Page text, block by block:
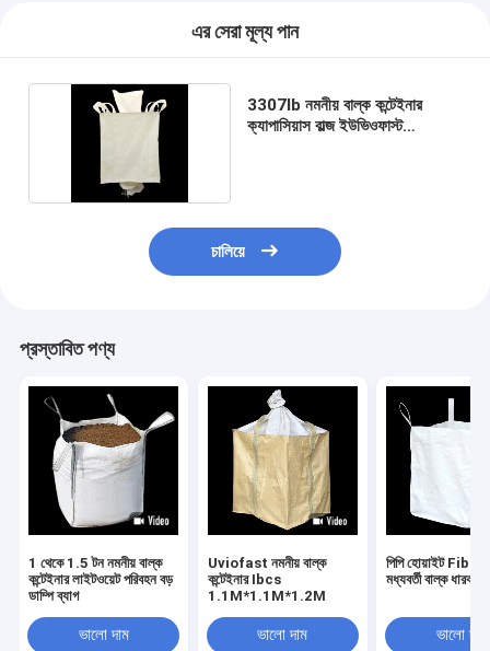
এর সেরা মূল্য পান
3307lb নমনীয় বাল্ক কন্টেইনার
ক্যাপাসিয়াস বাল্জ ইউভিওফাস্ট
চালিয়ে
প্রস্তাবিত পণ্য
1 থেকে 1.5 টন নমনীয় বাল্ক
কন্টেইনার লাইটওয়েট পরিবহন বড়
ডাম্পি ব্যাগ
ভালো দাম
Uviofast নমনীয় বাল্ক
কন্টেইনার Ibcs
1.1M*1.1M*1.2M
ভালো দাম
পিপি হোয়াইট Fibc
মধ্যবর্তী বাল্ক
ভালো দাম